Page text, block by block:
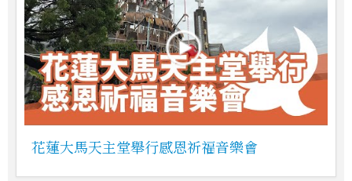
花蓮大馬天主堂舉行感恩祈福音樂會